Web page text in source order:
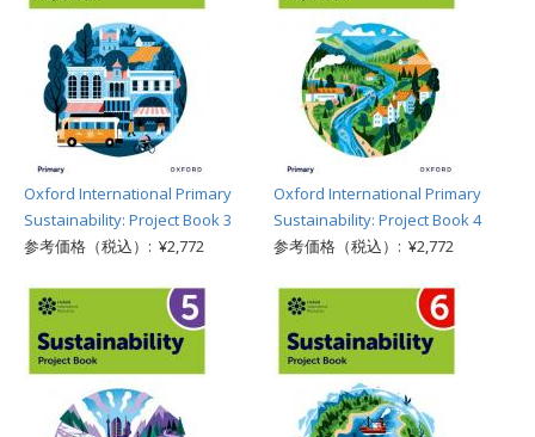
Oxford International Primary
Sustainability: Project Book 3
参考価格（税込）: ¥2,772
Oxford International Primary
Sustainability: Project Book 4
参考価格（税込）: ¥2,772